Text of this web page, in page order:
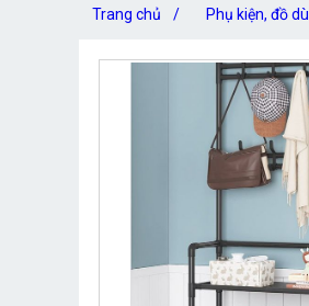
Trang chủ / Phụ kiện, đồ